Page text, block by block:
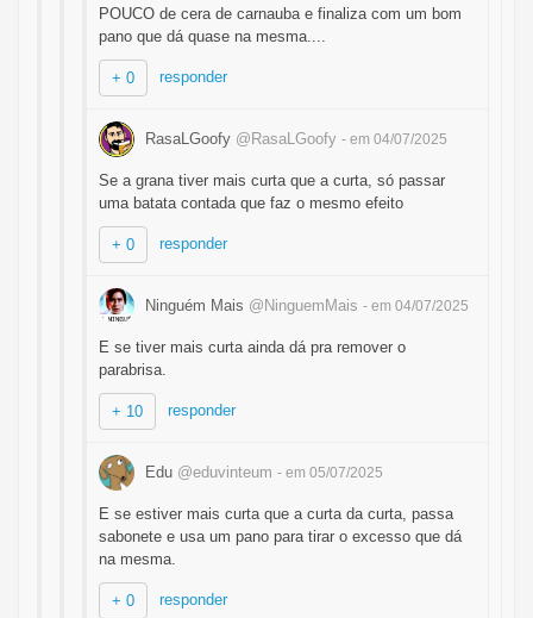
POUCO de cera de carnauba e finaliza com um bom
pano que dá quase na mesma....
+ 0 responder
RasaLGoofy @RasaLGoofy - em 04/07/2025
Se a grana tiver mais curta que a curta, só passar
uma batata contada que faz o mesmo efeito
+ 0 responder
Ninguém Mais @NinguemMais - em 04/07/2025
E se tiver mais curta ainda dá pra remover o
parabrisa.
+ 10 responder
Edu @eduvinteum - em 05/07/2025
E se estiver mais curta que a curta da curta, passa
sabonete e usa um pano para tirar o excesso que dá
na mesma.
+ 0 responder